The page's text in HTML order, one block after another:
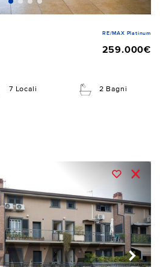
RE/MAX Platinum
259.000€
7 Locali 2 Bagni